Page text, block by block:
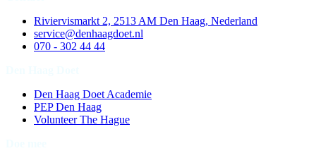
Riviervismarkt 2, 2513 AM Den Haag, Nederland
service@denhaagdoet.nl
070 - 302 44 44
Den Haag Doet Academie
PEP Den Haag
Volunteer The Hague